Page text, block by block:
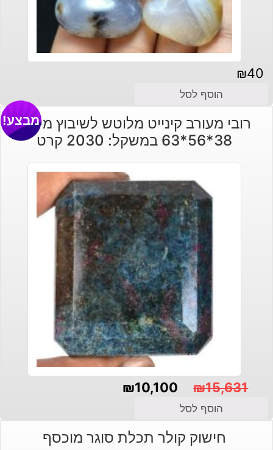
₪40
הוסף לסל
רובי מעורב קינייט מלוטש לשיבוץ מידה:
38*56*63 במשקל: 2030 קרט
מבצע!
₪15,631
המקורי
₪10,100
הנוכחי
הוסף לסל
חישוק קולר תכלת סוגר מוכסף